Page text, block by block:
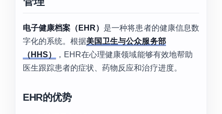
电子健康档案（EHR） 是一种将患者的健康信息数
字化的系统。根据美国卫生与公众服务部
（HHS）
，EHR在心理健康领域能够有效地帮助
医生跟踪患者的症状、药物反应和治疗进度。
EHR的优势